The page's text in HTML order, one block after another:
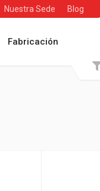
Nuestra Sede Blog
Fabricación